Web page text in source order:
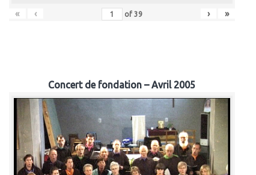
« ‹ of 39 › »
Concert de fondation – Avril 2005